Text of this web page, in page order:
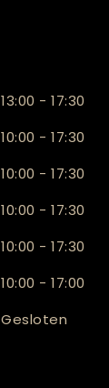
13:00 - 17:30
10:00 - 17:30
10:00 - 17:30
10:00 - 17:30
10:00 - 17:30
10:00 - 17:00
Gesloten